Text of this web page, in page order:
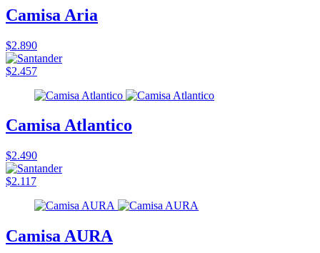
Camisa Aria
$2.890
$2.457
Camisa Atlantico
$2.490
$2.117
Camisa AURA